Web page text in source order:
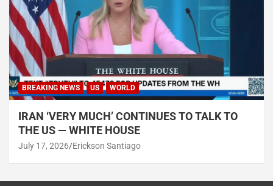
BREAKING NEWS US WORLD
IRAN ‘VERY MUCH’ CONTINUES TO TALK TO
THE US — WHITE HOUSE
July 17, 2026 Erickson Santiago